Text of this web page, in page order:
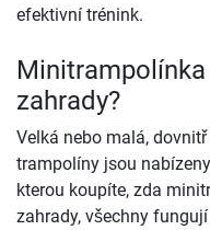
efektivní trénink.
zahrady?
Velká nebo malá,
trampolíny jsou
kterou koupíte, zda
zahrady, všechny